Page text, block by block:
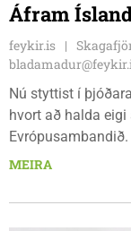
Áfram
feykir.is
Nú styttist í
hvort að halda
Frímúrarasalnum
nauðsynleg.
MEIRA